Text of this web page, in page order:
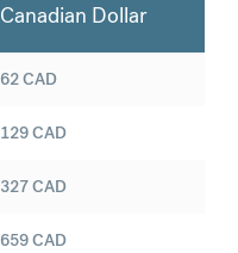
Canadian Dollar
62CAD
129CAD
327CAD
659CAD